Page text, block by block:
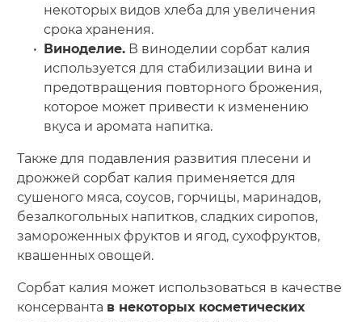
некоторых видов хлеба для увеличения
срока хранения.
Виноделие.В виноделии сорбат калия
используется для стабилизации вина и
предотвращения повторного брожения,
которое может привести к изменению
вкуса и аромата напитка.
Также для подавления развития плесени и
дрожжей сорбат калия применяется для
сушеного мяса, соусов, горчицы, маринадов,
безалкогольных напитков, сладких сиропов,
замороженных фруктов и ягод, сухофруктов,
квашенных овощей.
Сорбат калия может использоваться в качестве
консерванта в некоторых косметических